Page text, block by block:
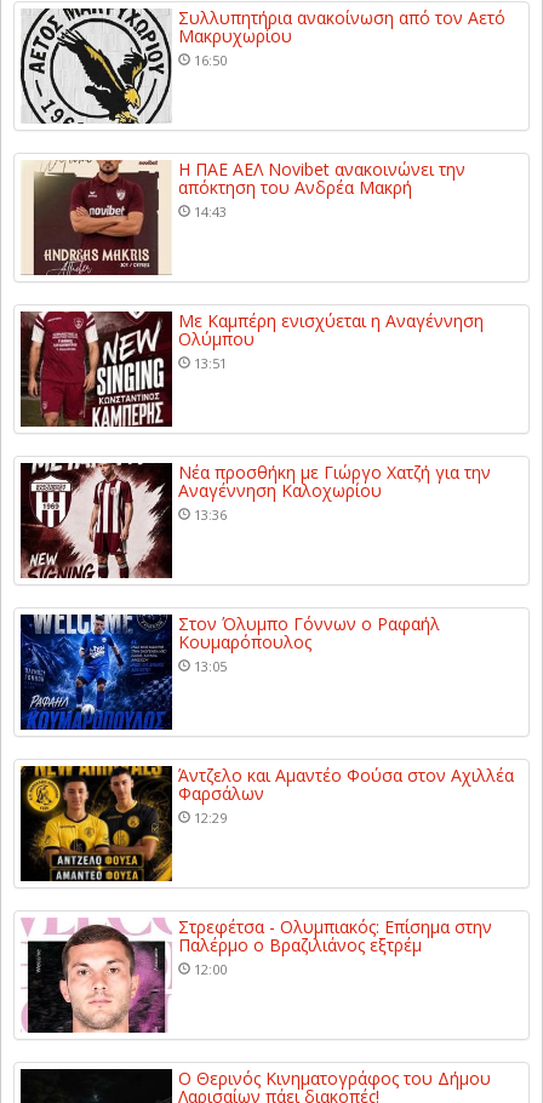
Συλλυπητήρια ανακοίνωση από τον Αετό
Μακρυχωρίου
16:50
Η ΠΑΕ ΑΕΛ Novibet ανακοινώνει την
απόκτηση του Ανδρέα Μακρή
14:43
Με Καμπέρη ενισχύεται η Αναγέννηση
Ολύμπου
13:51
Νέα προσθήκη με Γιώργο Χατζή για την
Αναγέννηση Καλοχωρίου
13:36
Στον Όλυμπο Γόννων ο Ραφαήλ
Κουμαρόπουλος
13:05
Άντζελο και Αμαντέο Φούσα στον Αχιλλέα
Φαρσάλων
12:29
Στρεφέτσα - Ολυμπιακός: Επίσημα στην
Παλέρμο ο Βραζιλιάνος εξτρέμ
12:00
Ο Θερινός Κινηματογράφος του Δήμου
Λαρισαίων πάει διακοπές!